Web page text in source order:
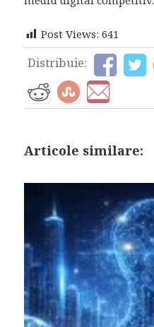
Post Views: 641
Distribuie:
Articole similare: